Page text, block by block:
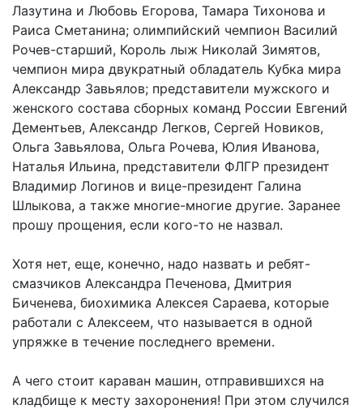
Лазутина и Любовь Егорова, Тамара Тихонова и
Раиса Сметанина; олимпийский чемпион Василий
Рочев-старший, Король лыж Николай Зимятов,
чемпион мира двукратный обладатель Кубка мира
Александр Завьялов; представители мужского и
женского состава сборных команд России Евгений
Дементьев, Александр Легков, Сергей Новиков,
Ольга Завьялова, Ольга Рочева, Юлия Иванова,
Наталья Ильина, представители ФЛГР президент
Владимир Логинов и вице-президент Галина
Шлыкова, а также многие-многие другие. Заранее
прошу прощения, если кого-то не назвал.
Хотя нет, еще, конечно, надо назвать и ребят-
смазчиков Александра Печенова, Дмитрия
Биченева, биохимика Алексея Сараева, которые
работали с Алексеем, что называется в одной
упряжке в течение последнего времени.
А чего стоит караван машин, отправившихся на
кладбище к месту захоронения! При этом случился